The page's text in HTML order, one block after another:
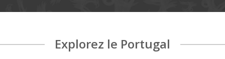
Explorez le Portugal